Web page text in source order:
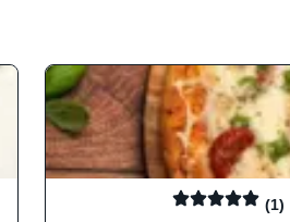
(1)